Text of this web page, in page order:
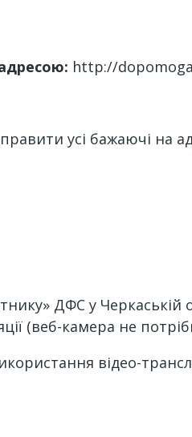
http://
усі бажаючі на
ДФС у Черкаській
(веб-камера не
відео-